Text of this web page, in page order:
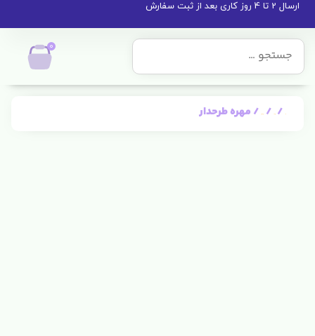
ارسال 2 تا 4 روز کاری بعد از ثبت سفارش
0
/
/ / مهره طرحدار